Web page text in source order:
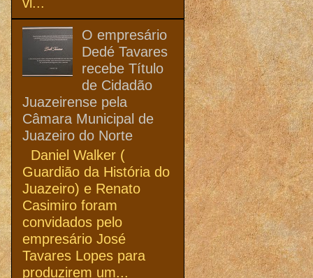
O empresário
Dedé Tavares
recebe Título
de Cidadão
Juazeirense pela
Câmara Municipal de
Juazeiro do Norte
Daniel Walker (
Guardião da História do
Juazeiro) e Renato
Casimiro foram
convidados pelo
empresário José
Tavares Lopes para
produzirem um...